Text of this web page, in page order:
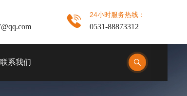
24小时服务热线：
0531-88873312
联系我们